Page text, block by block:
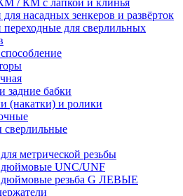
/ КМ с лапкой и клинья
насадных зенкеров и развёрток
для сверлильных
задние бабки
(накатки) и ролики
метрической резьбы
UNC/UNF
резьба G ЛЕВЫЕ